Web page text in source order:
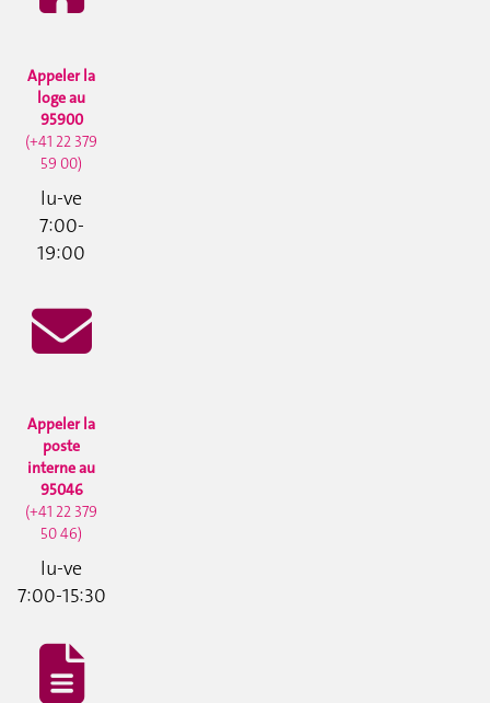
Appeler la
loge au
95900
(+41 22 379
59 00)
lu-ve
7:00-
19:00
Appeler la
poste
interne au
95046
(+41 22 379
50 46)
lu-ve
7:00-15:30